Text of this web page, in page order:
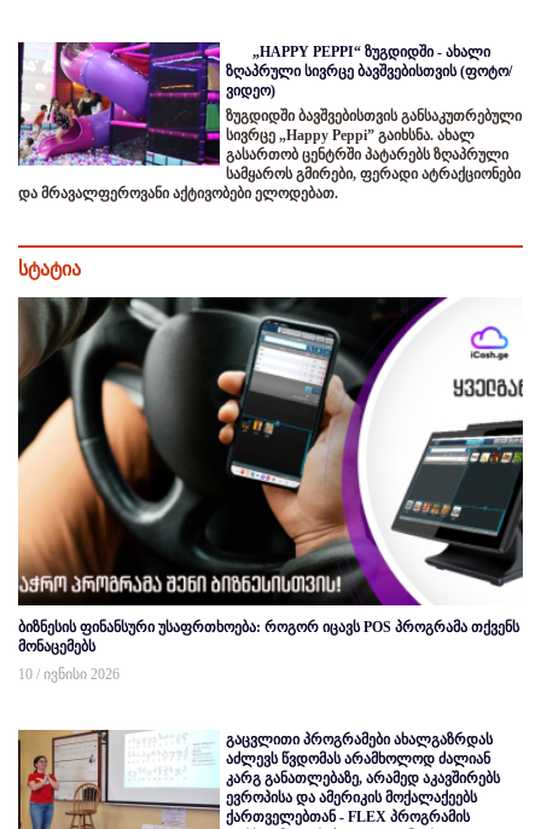
„HAPPY PEPPI“ ზუგდიდში - ახალი
ზღაპრული სივრცე ბავშვებისთვის (ფოტო/
ვიდეო)
ზუგდიდში ბავშვებისთვის განსაკუთრებული
სივრცე „Happy Peppi” გაიხსნა. ახალ
გასართობ ცენტრში პატარებს ზღაპრული
სამყაროს გმირები, ფერადი ატრაქციონები
და მრავალფეროვანი აქტივობები ელოდებათ.
სტატია
ბიზნესის ფინანსური უსაფრთხოება: როგორ იცავს POS პროგრამა თქვენს
მონაცემებს
10 / ივნისი 2026
გაცვლითი პროგრამები ახალგაზრდას
აძლევს წვდომას არამხოლოდ ძალიან
კარგ განათლებაზე, არამედ აკავშირებს
ევროპისა და ამერიკის მოქალაქეებს
ქართველებთან - FLEX პროგრამის